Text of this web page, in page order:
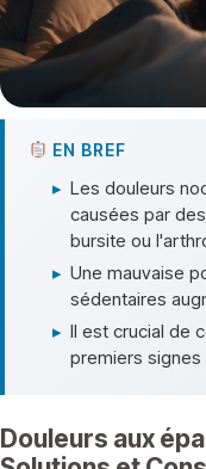
EN BREF
▸ Les douleurs
causées par
bursite ou
▸ Une mauvaise
sédentaires
▸ Il est crucial de
premiers signes
Douleurs aux